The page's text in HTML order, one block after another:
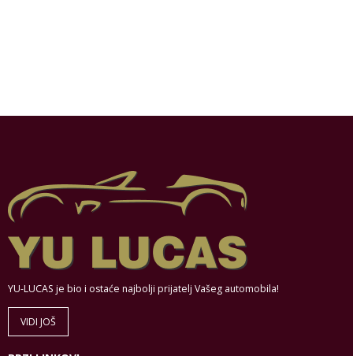
YU-LUCAS je bio i ostaće najbolji prijatelj Vašeg automobila!
VIDI JOŠ